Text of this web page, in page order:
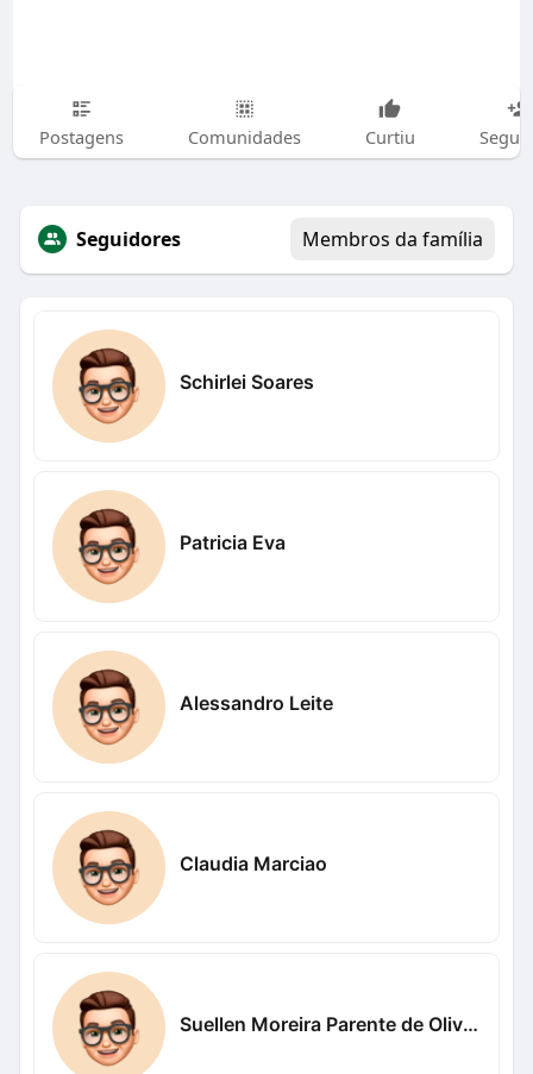
Postagens Comunidades Curtiu
Seguidores Membros da família
Schirlei Soares
Patricia Eva
Alessandro Leite
Claudia Marciao
Suellen Moreira Parente de Oliveira